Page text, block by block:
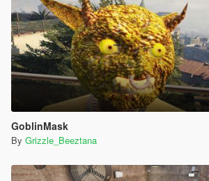
GoblinMask
By Grizzle_Beeztana